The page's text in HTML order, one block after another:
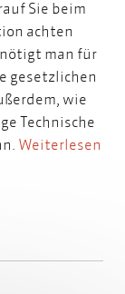
Sie beim
achten
man für
gesetzlichen
wie
Technische
Weiterlesen